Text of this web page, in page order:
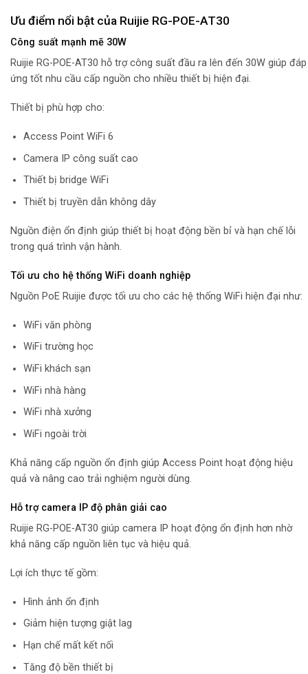
Ưu điểm nổi bật của Ruijie RG-POE-AT30
Công suất mạnh mẽ 30W
Ruijie RG-POE-AT30 hỗ trợ công suất đầu ra lên đến 30W giúp đáp
ứng tốt nhu cầu cấp nguồn cho nhiều thiết bị hiện đại.
Thiết bị phù hợp cho:
Access Point WiFi 6
Camera IP công suất cao
Thiết bị bridge WiFi
Thiết bị truyền dẫn không dây
Nguồn điện ổn định giúp thiết bị hoạt động bền bỉ và hạn chế lỗi
trong quá trình vận hành.
Tối ưu cho hệ thống WiFi doanh nghiệp
Nguồn PoE Ruijie được tối ưu cho các hệ thống WiFi hiện đại như:
WiFi văn phòng
WiFi trường học
WiFi khách sạn
WiFi nhà hàng
WiFi nhà xưởng
WiFi ngoài trời
Khả năng cấp nguồn ổn định giúp Access Point hoạt động hiệu
quả và nâng cao trải nghiệm người dùng.
Hỗ trợ camera IP độ phân giải cao
Ruijie RG-POE-AT30 giúp camera IP hoạt động ổn định hơn nhờ
khả năng cấp nguồn liên tục và hiệu quả.
Lợi ích thực tế gồm:
Hình ảnh ổn định
Giảm hiện tượng giật lag
Hạn chế mất kết nối
Tăng độ bền thiết bị